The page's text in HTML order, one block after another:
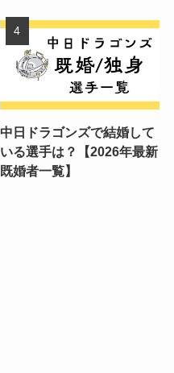
中日ドラゴンズで結婚して
いる選手は？【2026年最新
既婚者一覧】